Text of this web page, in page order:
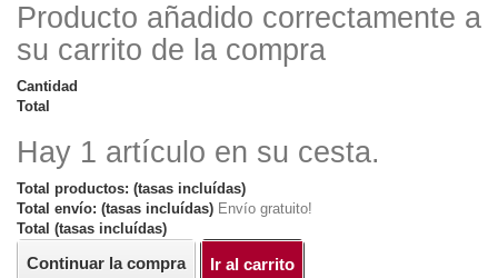
Producto añadido correctamente a
su carrito de la compra
Cantidad
Total
Hay 1 artículo en su cesta.
Total productos: (tasas incluídas)
Total envío: (tasas incluídas) Envío gratuito!
Total (tasas incluídas)
Continuar la compra Ir al carrito